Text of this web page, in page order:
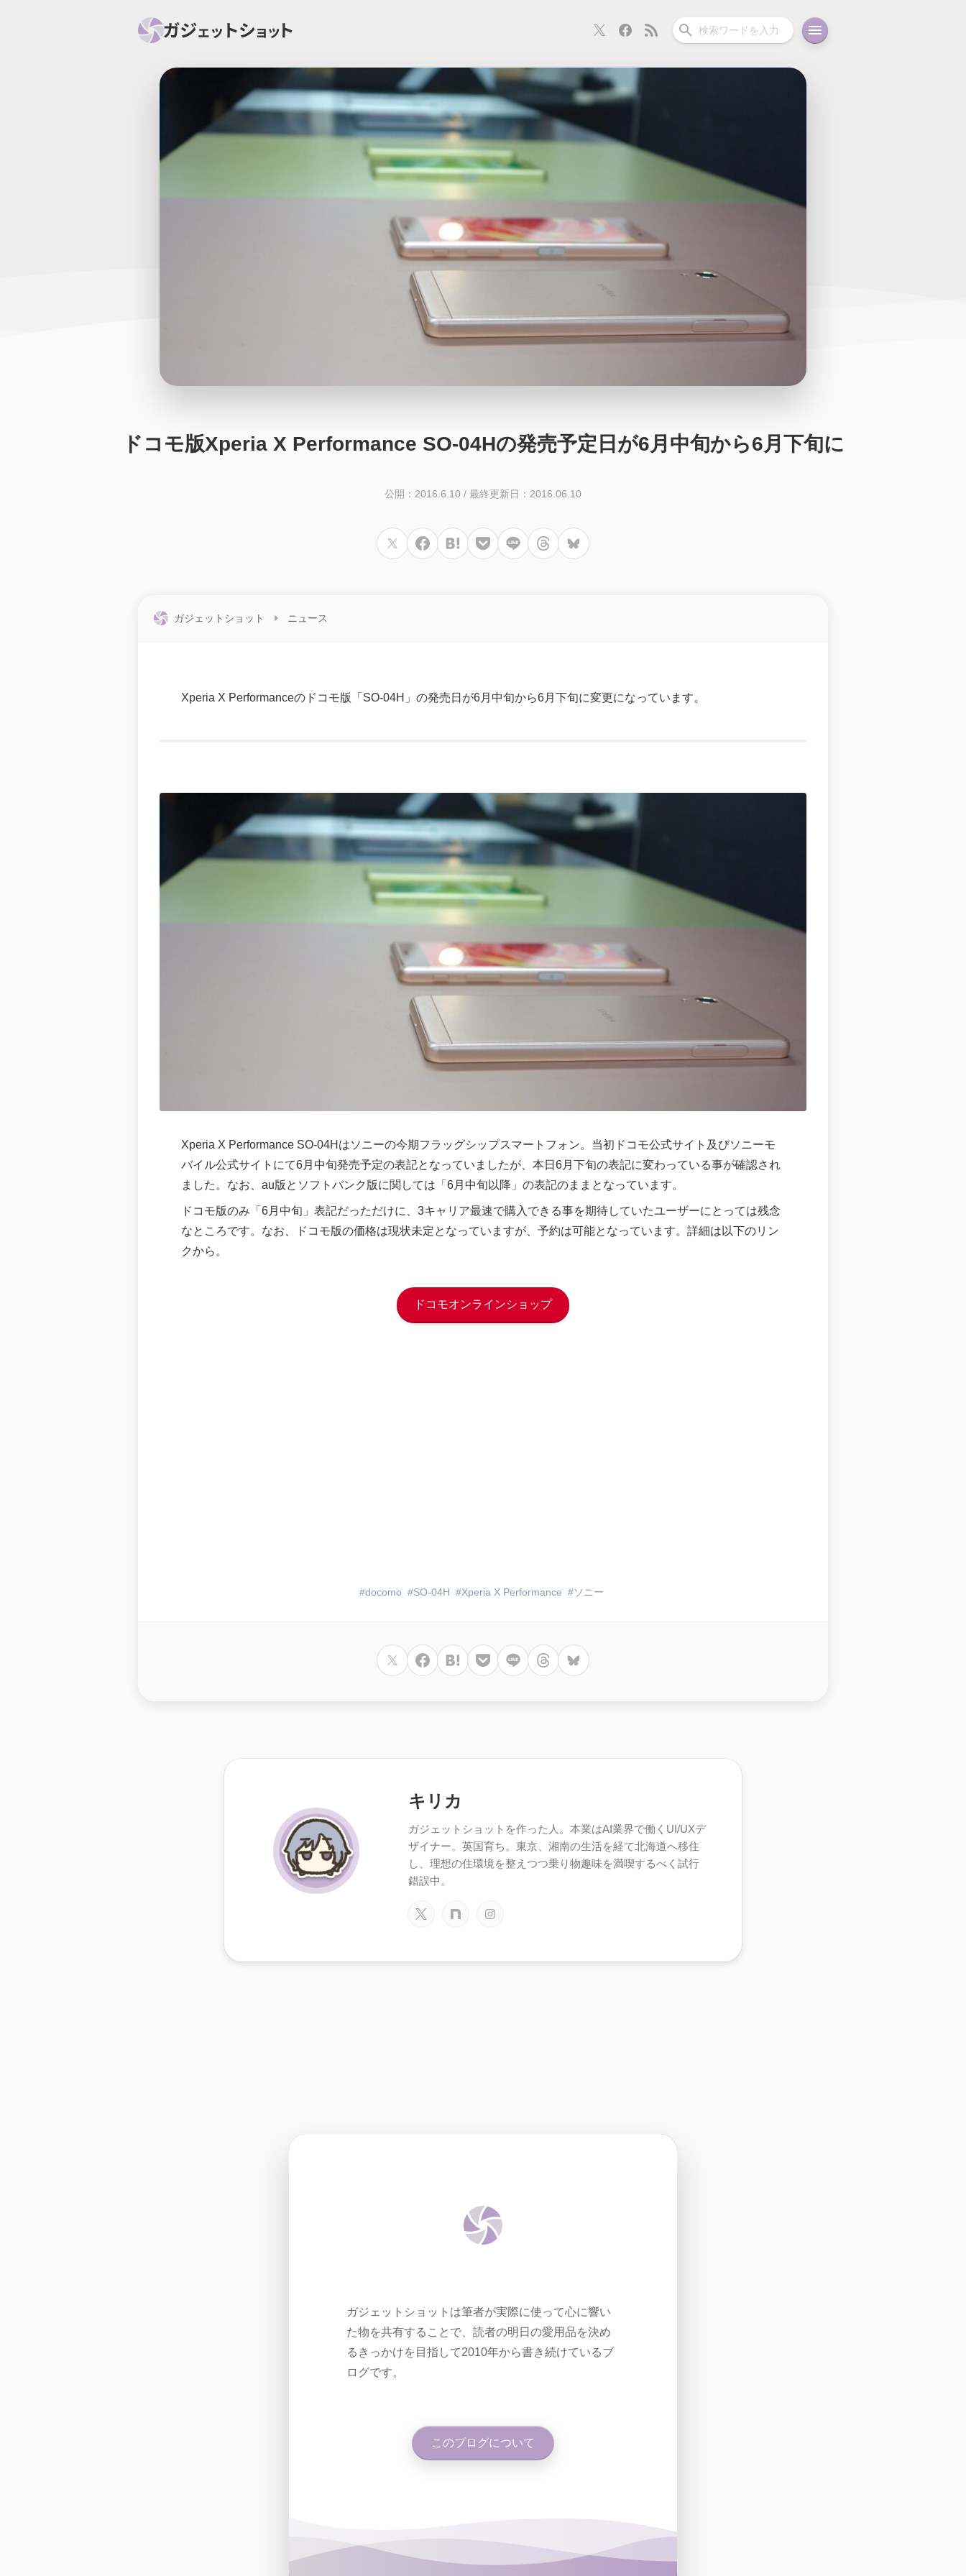
PC関連 カメラ ウェアラブル スマートホーム
セール情報 アクションカメラ カメラ 回線 iPhone コラム
ドコモ版Xperia X Performance SO-04Hの発売予定日が6月中旬から6月下旬に
公開：2016.6.10 / 最終更新日：2016.06.10
ガジェットショット ニュース
Xperia X Performanceのドコモ版「SO-04H」の発売日が6月中旬から6月下旬に変更になっています。
Xperia X Performance SO-04Hはソニーの今期フラッグシップスマートフォン。当初ドコモ公式サイト及びソニーモ
バイル公式サイトにて6月中旬発売予定の表記となっていましたが、本日6月下旬の表記に変わっている事が確認され
ました。なお、au版とソフトバンク版に関しては「6月中旬以降」の表記のままとなっています。
ドコモ版のみ「6月中旬」表記だっただけに、3キャリア最速で購入できる事を期待していたユーザーにとっては残念
なところです。なお、ドコモ版の価格は現状未定となっていますが、予約は可能となっています。詳細は以下のリン
クから。
ドコモオンラインショップ
docomo SO-04H Xperia X Performance ソニー
キリカ
ガジェットショットを作った人。本業はAI業界で働くUI/UXデ
ザイナー。英国育ち。東京、湘南の生活を経て北海道へ移住
し、理想の住環境を整えつつ乗り物趣味を満喫するべく試行
錯誤中。
ガジェットショットは筆者が実際に使って心に響い
た物を共有することで、読者の明日の愛用品を決め
るきっかけを目指して2010年から書き続けているブ
ログです。
このブログについて